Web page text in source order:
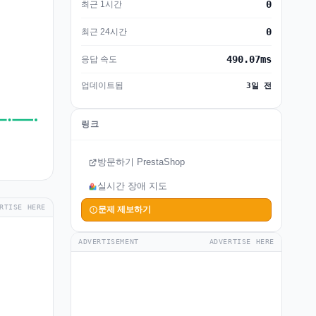
HERE
최근 1시간 0
최근 24시간 0
응답 속도 490.07ms
업데이트됨 3일 전
링크
방문하기 PrestaShop
실시간 장애 지도
문제 제보하기
ADVERTISEMENT ADVERTISE HERE